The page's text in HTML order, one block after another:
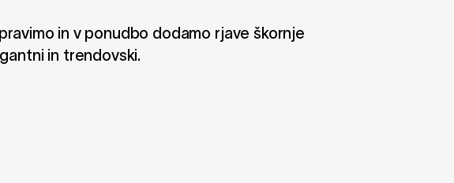
in v ponudbo dodamo rjave škornje
in trendovski.